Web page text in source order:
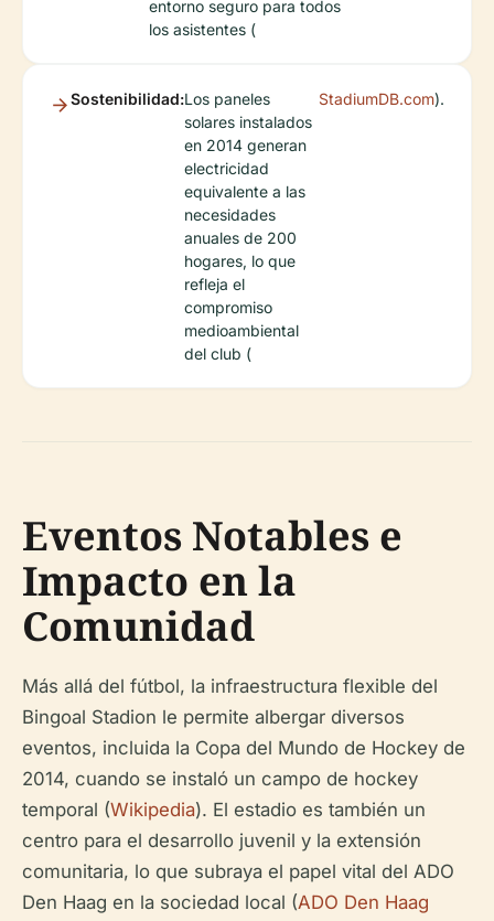
entorno seguro para todos
los asistentes (
Sostenibilidad:Los paneles
solares instalados
en 2014 generan
electricidad
equivalente a las
necesidades
anuales de 200
hogares, lo que
refleja el
compromiso
medioambiental
del club (
StadiumDB.com).
Eventos Notables e
Impacto en la
Comunidad
Más allá del fútbol, la infraestructura flexible del
Bingoal Stadion le permite albergar diversos
eventos, incluida la Copa del Mundo de Hockey de
2014, cuando se instaló un campo de hockey
temporal (Wikipedia). El estadio es también un
centro para el desarrollo juvenil y la extensión
comunitaria, lo que subraya el papel vital del ADO
Den Haag en la sociedad local (ADO Den Haag